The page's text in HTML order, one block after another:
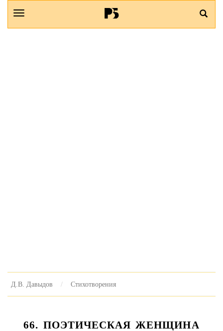
Д.В. Давыдов Стихотворения
66. ПОЭТИЧЕСКАЯ ЖЕНЩИНА